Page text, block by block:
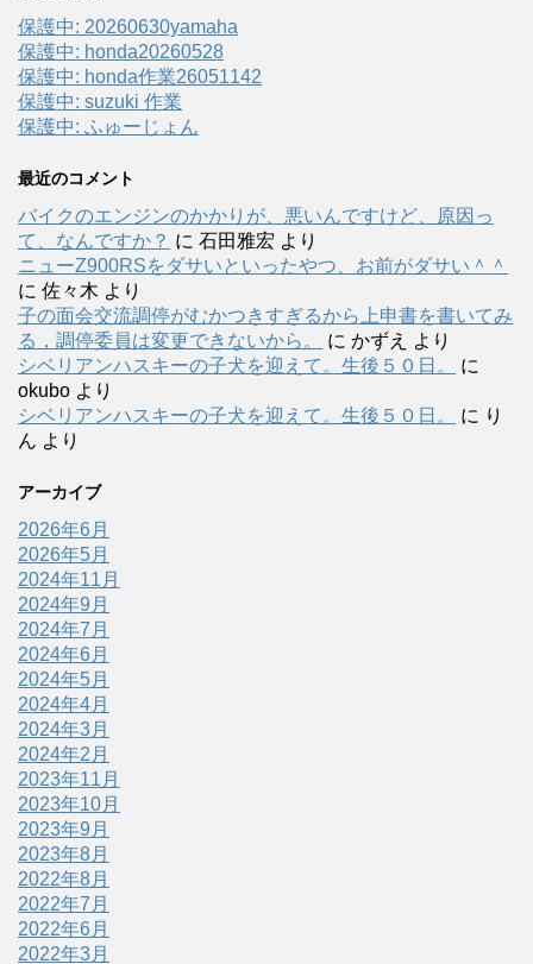
保護中: 20260630yamaha
保護中: honda20260528
保護中: honda作業26051142
保護中: suzuki 作業
保護中: ふゅーじょん
最近のコメント
バイクのエンジンのかかりが、悪いんですけど、原因っ
て、なんですか？ に 石田雅宏 より
ニューZ900RSをダサいといったやつ、お前がダサい＾＾
に 佐々木 より
子の面会交流調停がむかつきすぎるから上申書を書いてみ
る，調停委員は変更できないから。
に かずえ
より
シベリアンハスキーの子犬を迎えて。生後５０日。
に
okubo より
シベリアンハスキーの子犬を迎えて。生後５０日。
に り
ん より
アーカイブ
2026年6月
2026年5月
2024年11月
2024年9月
2024年7月
2024年6月
2024年5月
2024年4月
2024年3月
2024年2月
2023年11月
2023年10月
2023年9月
2023年8月
2022年8月
2022年7月
2022年6月
2022年3月